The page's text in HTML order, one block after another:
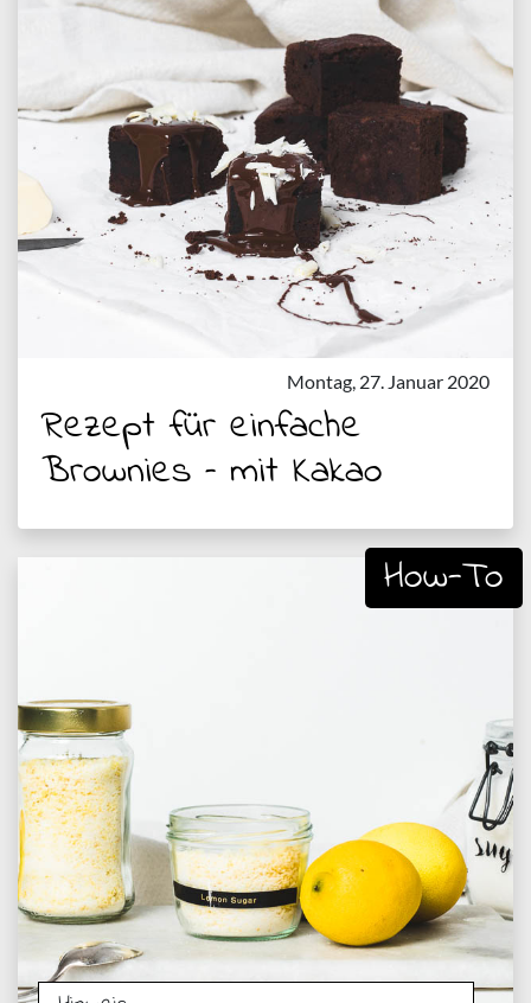
Montag, 27. Januar 2020
Rezept für einfache
Brownies – mit Kakao
How-To